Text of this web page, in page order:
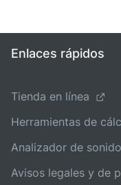
Enlaces rápidos
Tienda en línea
Herramientas de
Analizador de sonido
Avisos legales y de